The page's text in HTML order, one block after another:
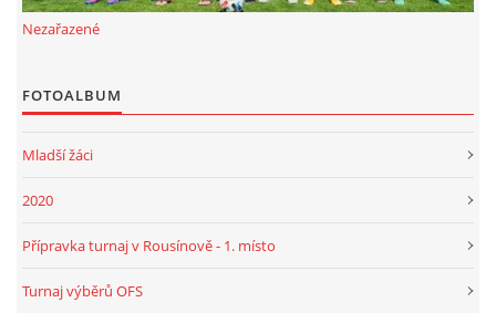
č.ú. 3227086359 / 0800
© 2026 eStránky.cz |RSS
Nezařazené
FOTOALBUM
Mladší žáci
2020
Přípravka turnaj v Rousínově - 1. místo
Turnaj výběrů OFS